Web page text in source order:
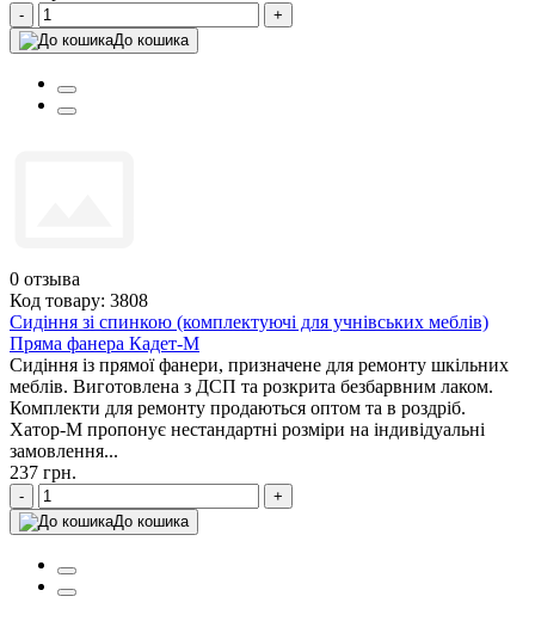
-
+
До кошика
0 отзыва
Код товару: 3808
Сидіння зі спинкою (комплектуючі для учнівських меблів)
Пряма фанера Кадет-М
Сидіння із прямої фанери, призначене для ремонту шкільних
меблів. Виготовлена з ДСП та розкрита безбарвним лаком.
Комплекти для ремонту продаються оптом та в роздріб.
Хатор-М пропонує нестандартні розміри на індивідуальні
замовлення...
237 грн.
-
+
До кошика